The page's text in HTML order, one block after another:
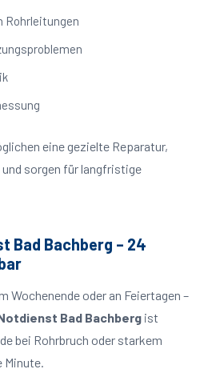
Rohrleitungen
eine gezielte Reparatur,
sorgen für langfristige
Bad Bachberg – 24
Wochenende oder an Feiertagen –
Bad Bachbergist
bei Rohrbruch oder starkem
Minute.